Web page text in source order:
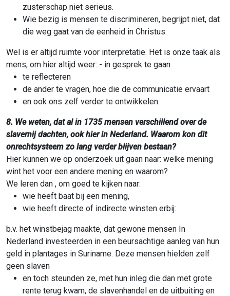
zusterschap niet serieus.
Wie bezig is mensen te discrimineren, begrijpt niet, dat
die weg gaat van de eenheid in Christus.
Wel is er altijd ruimte voor interpretatie. Het is onze taak als
mens, om hier altijd weer: - in gesprek te gaan
te reflecteren
de ander te vragen, hoe die de communicatie ervaart
en ook ons zelf verder te ontwikkelen.
8. We weten, dat al in 1735 mensen verschillend over de
slavernij dachten, ook hier in Nederland. Waarom kon dit
onrechtsysteem zo lang verder blijven bestaan?
Hier kunnen we op onderzoek uit gaan naar: welke mening
wint het voor een andere mening en waarom?
We leren dan , om goed te kijken naar:
wie heeft baat bij een mening,
wie heeft directe of indirecte winsten erbij:
b.v. het winstbejag maakte, dat gewone mensen In
Nederland investeerden in een beursachtige aanleg van hun
geld in plantages in Suriname. Deze mensen hielden zelf
geen slaven
en toch steunden ze, met hun inleg die dan met grote
rente terug kwam, de slavenhandel en de uitbuiting en